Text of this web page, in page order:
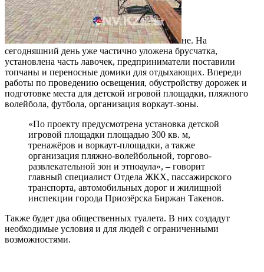
не. На
сегодняшний день уже частично уложена брусчатка,
установлена часть лавочек, предприниматели поставили
топчаны и переносные домики для отдыхающих. Впереди
работы по проведению освещения, обустройству дорожек и
подготовке места для детской игровой площадки, пляжного
волейбола, футбола, организация воркаут-зоны.
«По проекту предусмотрена установка детской
игровой площадки площадью 300 кв. м,
тренажёров и воркаут-площадки, а также
организация пляжно-волейбольной, торгово-
развлекательной зон и этноаула», – говорит
главный специалист Отдела ЖКХ, пассажирского
транспорта, автомобильных дорог и жилищной
инспекции города Приозёрска Биржан Такенов.
Также будет два общественных туалета. В них создадут
необходимые условия и для людей с ограниченными
возможностями.